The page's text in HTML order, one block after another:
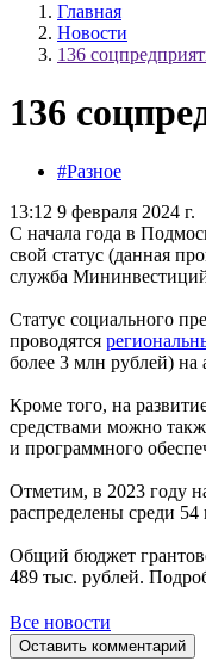
Главная
Новости
136
136
#Разное
13:12 9 февраля 2024 г.
С начала года в
свой статус (данная
служба
Статус социального
проводятся
более 3 млн рублей)
Кроме того, на
средствами можно
и программного
Отметим, в 2023 году
распределены среди
Общий бюджет
489 тыс. рублей.
Все новости
Оставить комментарий